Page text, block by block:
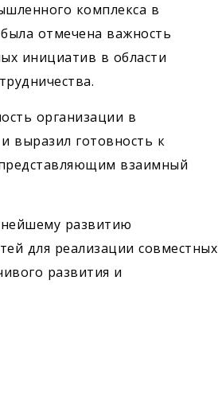
комплекса в
отмечена важность
инициатив в области
организации в
выразил готовность к
взаимный
развитию
для реализации совместных
развития и